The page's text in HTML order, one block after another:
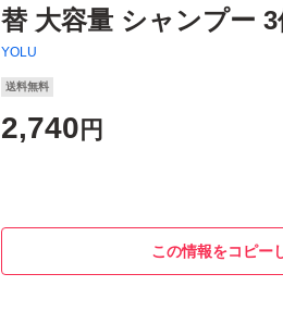
替 大容量 シャンプー 3
YOLU
送料無料
2,740 円
この情報をコピー